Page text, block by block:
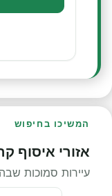
המשיכו בחיפוש
אזורי איסוף
עיירות סמוכות